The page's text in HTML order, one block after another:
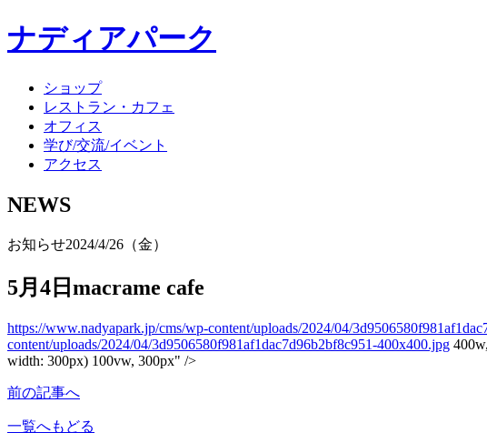
ナディアパーク
ショップ
レストラン・カフェ
オフィス
学び/交流/イベント
アクセス
NEWS
お知らせ2024/4/26（金）
5月4日macrame cafe
https://www.nadyapark.jp/cms/wp-content/uploads/2024/04/
content/uploads/2024/04/3d9506580f981af1dac7d96b2bf8c951-400x400.jpg 400w,
width: 300px) 100vw, 300px" />
前の記事へ
一覧へもどる